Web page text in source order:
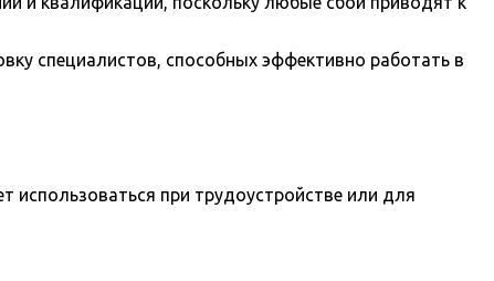
специалистов, способных эффективно работать в
использоваться при трудоустройстве или для